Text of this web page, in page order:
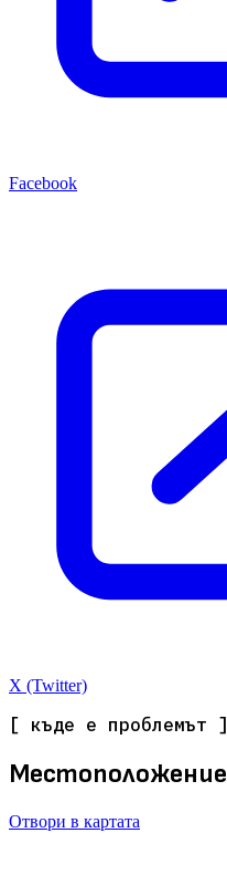
Facebook
X (Twitter)
[ къде е проблемът ]
Местоположение
Отвори в картата